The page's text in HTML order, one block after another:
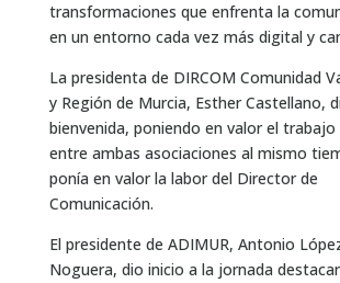
transformaciones que enfrenta la
en un entorno cada vez más digital y
La presidenta de DIRCOM Comunidad
y Región de Murcia, Esther Castellano,
bienvenida, poniendo en valor el
entre ambas asociaciones al mismo
ponía en valor la labor del Director de
Comunicación.
El presidente de ADIMUR, Antonio
Noguera, dio inicio a la jornada